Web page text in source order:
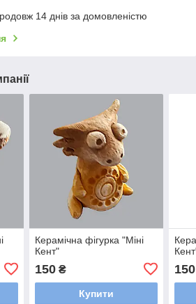
14 днів за домовленістю
Керамічна фігурка "Міні
Кент"
150₴
Купити
150